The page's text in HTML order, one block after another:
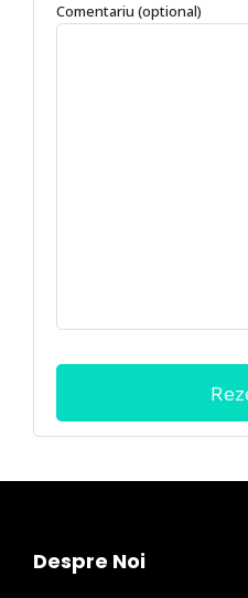
Comentariu (optional)
Despre Noi